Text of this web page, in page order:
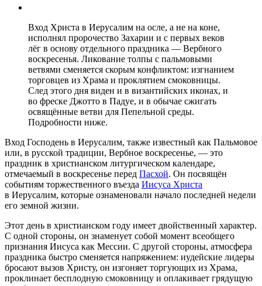
Вход Христа в Иерусалим на осле, а не на коне,
исполнял пророчество Захарии и с первых веков
лёг в основу отдельного праздника — Вербного
воскресенья. Ликование толпы с пальмовыми
ветвями сменяется скорым конфликтом: изгнанием
торговцев из Храма и проклятием смоковницы.
След этого дня виден и в византийских иконах, и
во фреске Джотто в Падуе, и в обычае сжигать
освящённые ветви для Пепельной среды.
Подробности ниже.
Вход Господень в Иерусалим, также известный как Пальмовое
или, в русской традиции, Вербное воскресенье, — это
праздник в христианском литургическом календаре,
отмечаемый в воскресенье перед Пасхой. Он посвящён
событиям торжественного въезда Иисуса Христа
в Иерусалим, которые ознаменовали начало последней недели
его земной жизни.
Этот день в христианском году имеет двойственный характер.
С одной стороны, он знаменует собой момент всеобщего
признания Иисуса как Мессии. С другой стороны, атмосфера
праздника быстро сменяется напряжением: иудейские лидеры
бросают вызов Христу, он изгоняет торгующих из Храма,
проклинает бесплодную смоковницу и оплакивает грядущую